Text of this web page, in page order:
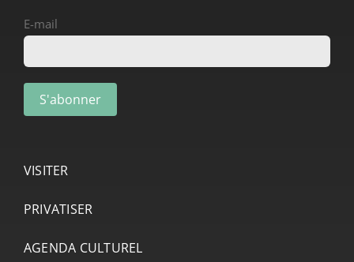
E-mail
VISITER
PRIVATISER
AGENDA CULTUREL